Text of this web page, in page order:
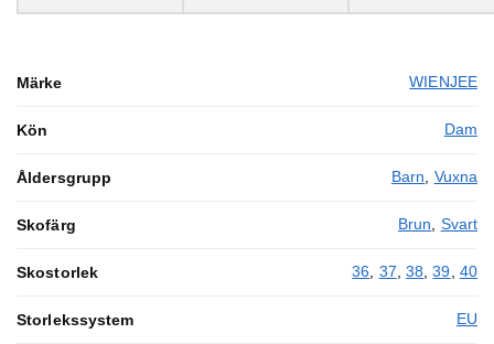
Märke WIENJEE
Kön Dam
Åldersgrupp Barn Vuxna
Skofärg Brun Svart
Skostorlek 36 37 38 ,39 40
Storlekssystem EU